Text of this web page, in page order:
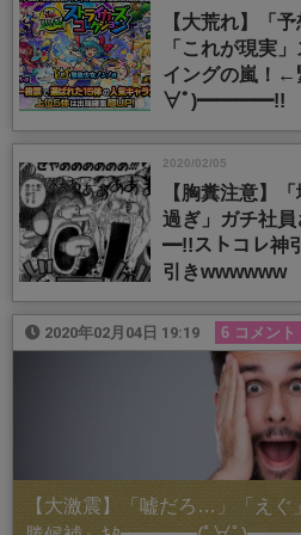
【大荒れ】「
「これが現実
イングの嵐！
∀ﾟ)━━━━!!
2020/02/05
【胸糞注意】
過ぎ」ガチ社
━!!ストコレ神
引きwwwwww
2020年02月04日 19:19 6 コメント
【大激震】「嘘だろ…」「えぐ